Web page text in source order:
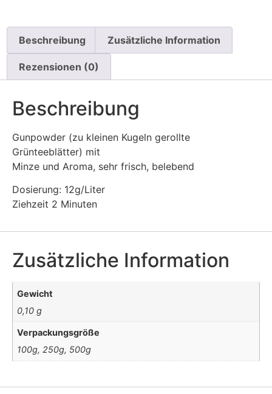
Beschreibung Zusätzliche Information
Rezensionen (0)
Beschreibung
Gunpowder (zu kleinen Kugeln gerollte
Grünteeblätter) mit
Minze und Aroma, sehr frisch, belebend
Dosierung: 12g/Liter
Ziehzeit 2 Minuten
Zusätzliche Information
Gewicht
0,10 g
Verpackungsgröße
100g, 250g, 500g